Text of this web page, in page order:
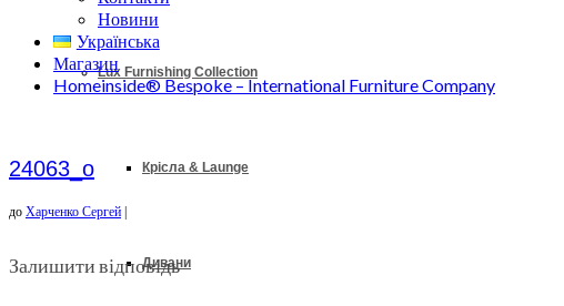
Lux Furnishing Collection
Крісла & Launge
Дивани
Новини
Українська
Магазин
Homeinside® Bespoke – International Furniture Company
24063_o
до Харченко Сергей
Залишити відповідь